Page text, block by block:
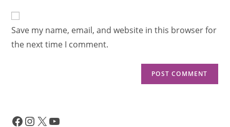
Save my name, email, and website in this browser for
the next time I comment.